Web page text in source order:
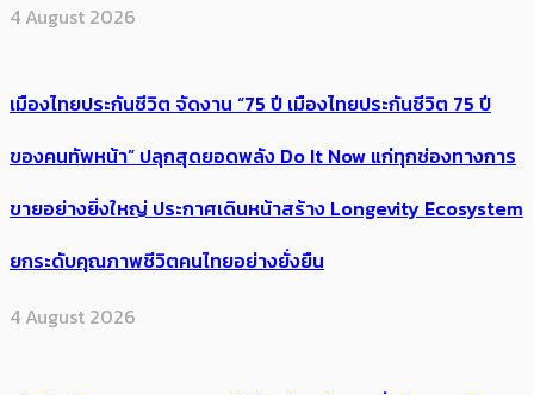
4 August 2026
เมืองไทยประกันชีวิต จัดงาน “75 ปี เมืองไทยประกันชีวิต 75 ปี
ของคนทัพหน้า” ปลุกสุดยอดพลัง Do It Now แก่ทุกช่องทางการ
ขายอย่างยิ่งใหญ่ ประกาศเดินหน้าสร้าง Longevity Ecosystem
ยกระดับคุณภาพชีวิตคนไทยอย่างยั่งยืน
4 August 2026